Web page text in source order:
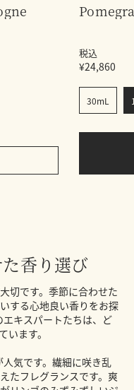
税込
¥24,860
30mL
香り選び
切です。季節に合わせた
する心地良い香りをお探
エキスパートたちは、ど
います。
気です。繊細に咲き乱
たフレグランスです。爽